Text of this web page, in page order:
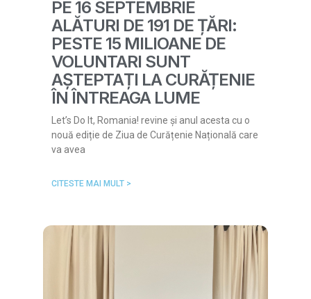
PE 16 SEPTEMBRIE
ALĂTURI DE 191 DE ȚĂRI:
PESTE 15 MILIOANE DE
VOLUNTARI SUNT
AȘTEPTAȚI LA CURĂȚENIE
ÎN ÎNTREAGA LUME
Let’s Do It, Romania! revine și anul acesta cu o
nouă ediție de Ziua de Curățenie Națională care
va avea
CITESTE MAI MULT >